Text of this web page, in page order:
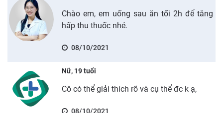
Chào em, em uống sau ăn tối 2h để tăng
hấp thu thuốc nhé.
08/10/2021
Nữ, 19 tuổi
Cô có thể giải thích rõ và cụ thể đc k ạ,
08/10/2021